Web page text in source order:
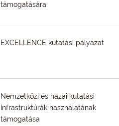
támogatására
EXCELLENCE kutatási pályázat
Nemzetközi és hazai kutatási
infrastruktúrák használatának
támogatása